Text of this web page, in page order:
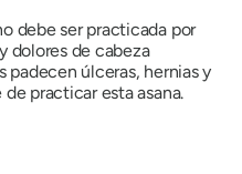
debe ser practicada por
dolores de cabeza
úlceras, hernias y
de practicar estaasana.